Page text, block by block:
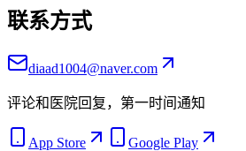
联系方式
diaad1004@naver.com
评论和医院回复，第一时间通知
App Store Google Play